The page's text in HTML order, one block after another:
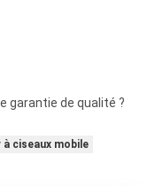
garantie de qualité ?
à ciseaux mobile